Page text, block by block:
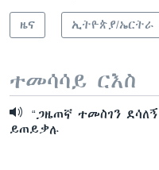
ዜና ኢትዮጵያ/ኤርትራ
ተመሳሳይ ርእስ
“ጋዜጠኛ ተመስገን
ይጠይቃሉ